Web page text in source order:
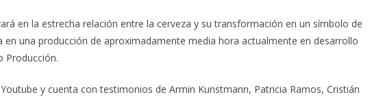
en la estrecha relación entre la cerveza y su transformación en un símbolo de
en una producción de aproximadamente media hora actualmente en desarrollo
Producción.
y cuenta con testimonios de Armin Kunstmann, Patricia Ramos, Cristián